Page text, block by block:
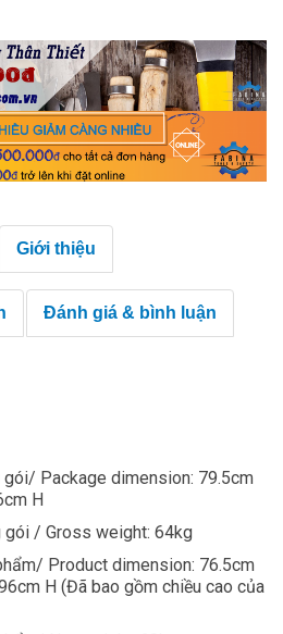
Giới thiệu
Đánh giá & bình luận
Package dimension: 79.5cm
H
gói / Gross weight: 64kg
Product dimension: 76.5cm
H (Đã bao gồm chiều cao của